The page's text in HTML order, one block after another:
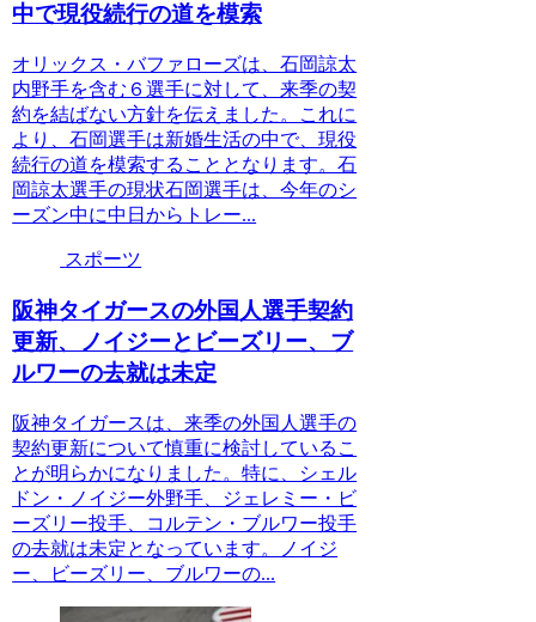
中で現役続行の道を模索
オリックス・バファローズは、石岡諒太
内野手を含む６選手に対して、来季の契
約を結ばない方針を伝えました。これに
より、石岡選手は新婚生活の中で、現役
続行の道を模索することとなります。石
岡諒太選手の現状石岡選手は、今年のシ
ーズン中に中日からトレー...
スポーツ
阪神タイガースの外国人選手契約
更新、ノイジーとビーズリー、ブ
ルワーの去就は未定
阪神タイガースは、来季の外国人選手の
契約更新について慎重に検討しているこ
とが明らかになりました。特に、シェル
ドン・ノイジー外野手、ジェレミー・ビ
ーズリー投手、コルテン・ブルワー投手
の去就は未定となっています。ノイジ
ー、ビーズリー、ブルワーの...